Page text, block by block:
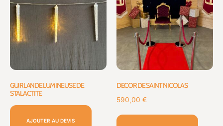
GUIRLANDE LUMINEUSE DE
STALACTITE
AJOUTER AU DEVIS
DECOR DE SAINT NICOLAS
590,00 €